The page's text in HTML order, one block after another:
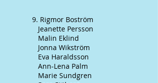
9. Rigmor Boström
Jeanette Persson
Malin Eklind
Jonna Wikström
Eva Haraldsson
Ann-Lena Palm
Marie Sundgren